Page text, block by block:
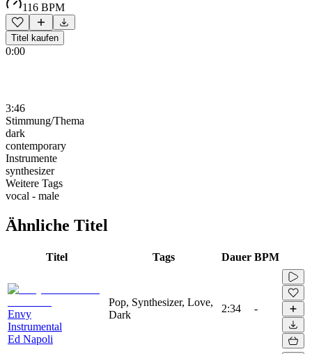
116 BPM
Titel kaufen
0:00
3:46
Stimmung/Thema
dark
contemporary
Instrumente
synthesizer
Weitere Tags
vocal - male
Ähnliche Titel
Titel Tags Dauer BPM
Envy
Instrumental
Ed Napoli
Pop, Synthesizer, Love,
Dark
2:34 -